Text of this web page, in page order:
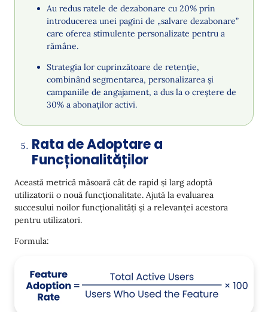
Au redus ratele de dezabonare cu 20% prin
introducerea unei pagini de „salvare dezabonare”
care oferea stimulente personalizate pentru a
rămâne.
Strategia lor cuprinzătoare de retenție,
combinând segmentarea, personalizarea și
campaniile de angajament, a dus la o creștere de
30% a abonaților activi.
Rata de Adoptare a
Funcționalităților
Această metrică măsoară cât de rapid și larg adoptă
utilizatorii o nouă funcționalitate. Ajută la evaluarea
succesului noilor funcționalități și a relevanței acestora
pentru utilizatori.
Formula: